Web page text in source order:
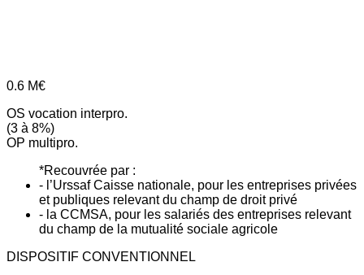
0.6 M€
OS vocation interpro.
(3 à 8%)
OP multipro.
*Recouvrée par :
- l’Urssaf Caisse nationale, pour les entreprises privées
et publiques relevant du champ de droit privé
- la CCMSA, pour les salariés des entreprises relevant
du champ de la mutualité sociale agricole
DISPOSITIF CONVENTIONNEL